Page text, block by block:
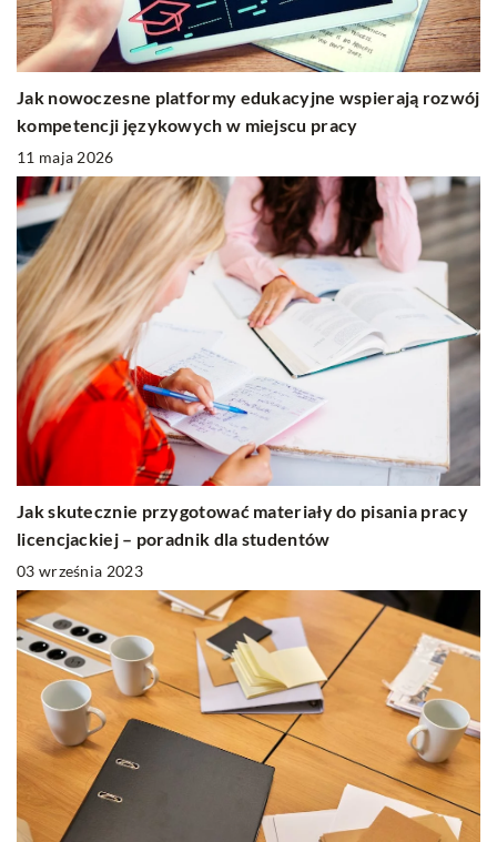
Jak nowoczesne platformy edukacyjne wspierają rozwój
kompetencji językowych w miejscu pracy
11 maja 2026
Jak skutecznie przygotować materiały do pisania pracy
licencjackiej – poradnik dla studentów
03 września 2023